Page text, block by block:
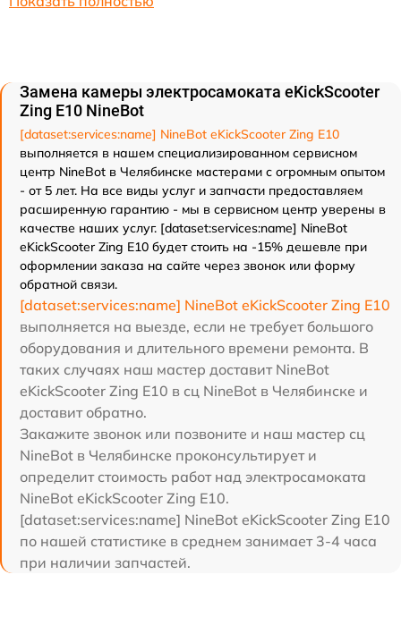
Замена камеры электросамоката eKickScooter
Zing E10 NineBot
[dataset:services:name] NineBot eKickScooter Zing E10
выполняется в нашем специализированном сервисном
центр NineBot в Челябинске мастерами с огромным опытом
- от 5 лет. На все виды услуг и запчасти предоставляем
расширенную гарантию - мы в сервисном центр уверены в
качестве наших услуг. [dataset:services:name] NineBot
eKickScooter Zing E10 будет стоить на -15% дешевле при
оформлении заказа на сайте через звонок или форму
обратной связи.
[dataset:services:name] NineBot eKickScooter Zing E10
выполняется на выезде, если не требует большого
оборудования и длительного времени ремонта. В
таких случаях наш мастер доставит NineBot
eKickScooter Zing E10 в сц NineBot в Челябинске и
доставит обратно.
Закажите звонок или позвоните и наш мастер сц
NineBot в Челябинске проконсультирует и
определит стоимость работ над электросамоката
NineBot eKickScooter Zing E10.
[dataset:services:name] NineBot eKickScooter Zing E10
по нашей статистике в среднем занимает 3-4 часа
при наличии запчастей.